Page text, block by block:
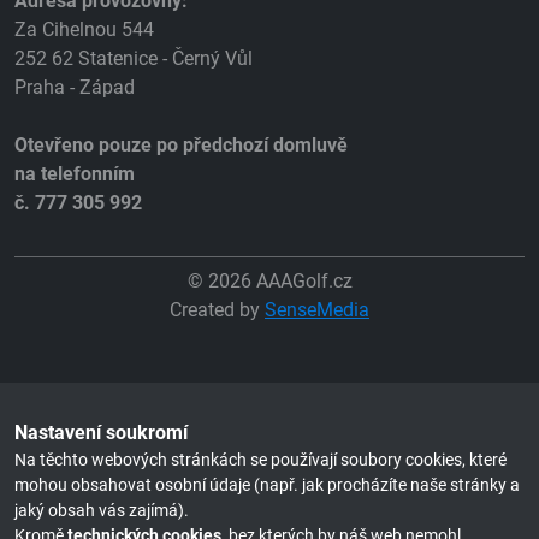
Za Cihelnou 544
252 62 Statenice - Černý Vůl
Praha - Západ
Otevřeno pouze po předchozí domluvě
na telefonním
č. 777 305 992
© 2026 AAAGolf.cz
Created by SenseMedia
Nastavení soukromí
Na těchto webových stránkách se používají soubory cookies, které
mohou obsahovat osobní údaje (např. jak procházíte naše stránky a
jaký obsah vás zajímá).